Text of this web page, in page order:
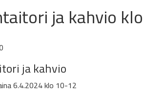
ja kahvio
ja kahvio
6.4.2024 klo 10-12